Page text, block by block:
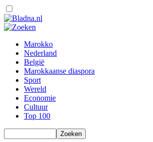
Marokko
Nederland
België
Marokkaanse diaspora
Sport
Wereld
Economie
Cultuur
Top 100